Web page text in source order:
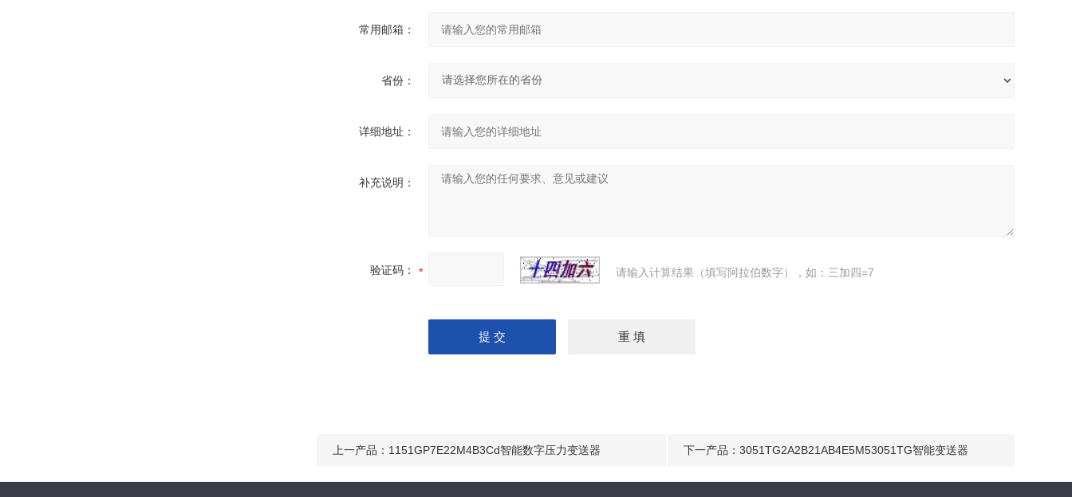
常用邮箱：
省份：
详细地址：
补充说明：
验证码： 请输入计算结果（填写阿拉伯数字），如：三加四=7
上一产品： 1151GP7E22M4B3Cd智能数字压力变送器 下一产品： 3051TG2A2B21AB4E5M53051TG智能变送器